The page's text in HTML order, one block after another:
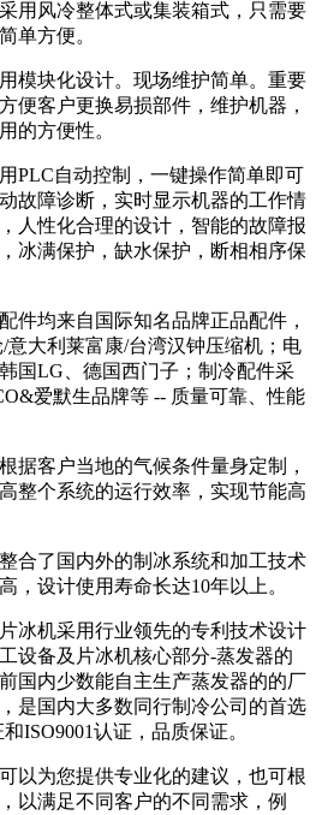
风冷整体式或集装箱式，只需要
单方便。
块化设计。现场维护简单。重要
便客户更换易损部件，维护机器，
的方便性。
自动控制，一键操作简单即可
故障诊断，实时显示机器的工作情
人性化合理的设计，智能的故障报
冰满保护，缺水保护，断相相序保
均来自国际知名品牌正品配件，
意大利莱富康/台湾汉钟压缩机；电
国LG、德国西门子；制冷配件采
爱默生品牌等 -- 质量可靠、性能
客户当地的气候条件量身定制，
整个系统的运行效率，实现节能高
了国内外的制冰系统和加工技术
，设计使用寿命长达10年以上。
机采用行业领先的专利技术设计
设备及片冰机核心部分-蒸发器的
国内少数能自主生产蒸发器的的厂
是国内大多数同行制冷公司的首选
ISO9001认证，品质保证。
为您提供专业化的建议，也可根
以满足不同客户的不同需求，例